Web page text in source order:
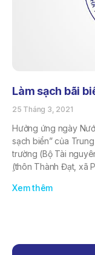
Làm sạch bãi
25 Tháng 3, 2021
Hưởng ứng ngày
sạch biển” của
trường (Bộ Tài
̣(thôn Thành Đạt, xã
Xem thêm